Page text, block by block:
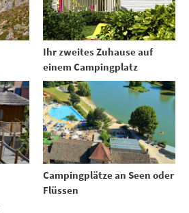
Ihr zweites Zuhause auf
einem Campingplatz
Campingplätze an Seen oder
Flüssen